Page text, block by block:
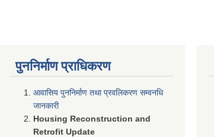
पुननिर्माण प्राधिकरण
आवासिय पुननिर्माण तथा प्रवलिकरण सम्वनधि
जानकारी
Housing Reconstruction and
Retrofit Update